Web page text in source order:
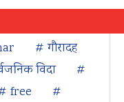
# गौरादह
विदा
#
free
#